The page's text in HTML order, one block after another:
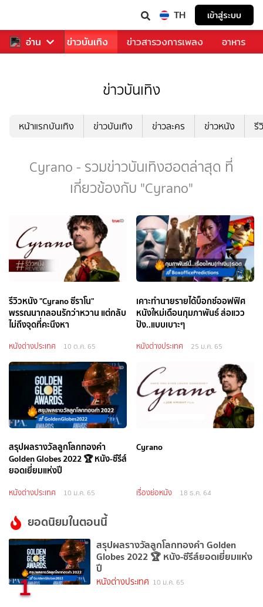
TH เข้าสู่ระบบ
อ่าน
ฬา ข่าว ข่าวบันเทิง ข่าวสารวงการเพลง อาหาร
ข่าวบันเทิง
หน้าแรกบันเทิง ข่าวบันเทิง ข่าวละคร ข่าวหนัง รี
Cyrano - รวมข่าวบันเทิงฮอตล่าสุด ที่
เกี่ยวข้องกับ "Cyrano"
รีวิวหนัง "Cyrano ซีราโน"
พรรณนากลอนรักว่าหวาน แต่กลับ
ไม่ถึงจุดที่คะนึงหา
หนังต่างประเทศ 10 ต.ค. 65
เคาะทำนายรายได้บ็อกซ์ออฟฟิศ
หนังใหม่เดือนกุมภาพันธ์ ส่อแวว
ปัง..แบบเบาะๆ
หนังต่างประเทศ 25 ม.ค. 65
สรุปผลรางวัลลูกโลกทองคำ
Golden Globes 2022 🏆 หนัง-ซีรีส์
ยอดเยี่ยมแห่งปี
หนังต่างประเทศ 10 ม.ค. 65
Cyrano
เรื่องย่อหนัง 18 ธ.ค. 64
ยอดนิยมในตอนนี้
1
สรุปผลรางวัลลูกโลกทองคำ Golden
Globes 2022 🏆 หนัง-ซีรีส์ยอดเยี่ยมแห่ง
ปี
หนังต่างประเทศ 10 ม.ค. 65